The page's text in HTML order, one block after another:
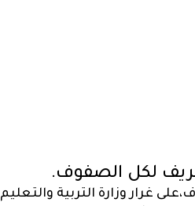
لكل الصفوف.
على غرار وزارة التربية والتعليم